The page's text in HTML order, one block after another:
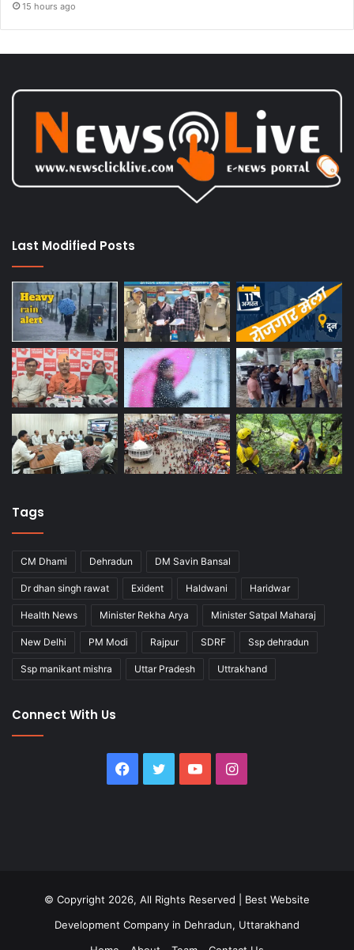
15 hours ago
Last Modified Posts
Tags
CM Dhami Dehradun DM Savin Bansal
Dr dhan singh rawat Exident Haldwani Haridwar
Health News Minister Rekha Arya Minister Satpal Maharaj
New Delhi PM Modi Rajpur SDRF Ssp dehradun
Ssp manikant mishra Uttar Pradesh Uttrakhand
Connect With Us
Facebook
Twitter YouTubeInstagram
© Copyright 2026, All Rights Reserved | Best Website
Development Company in Dehradun, Uttarakhand